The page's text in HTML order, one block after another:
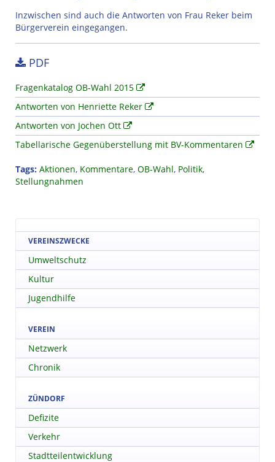
Inzwischen sind auch die Antworten von Frau Reker beim
Bürgerverein eingegangen.
PDF
Fragenkatalog OB-Wahl 2015
Antworten von Henriette Reker
Antworten von Jochen Ott
Tabellarische Gegenüberstellung mit BV-Kommentaren
Tags: Aktionen, Kommentare, OB-Wahl, Politik,
Stellungnahmen
VEREINSZWECKE
Umweltschutz
Kultur
Jugendhilfe
VEREIN
Netzwerk
Chronik
ZÜNDORF
Defizite
Verkehr
Stadtteilentwicklung